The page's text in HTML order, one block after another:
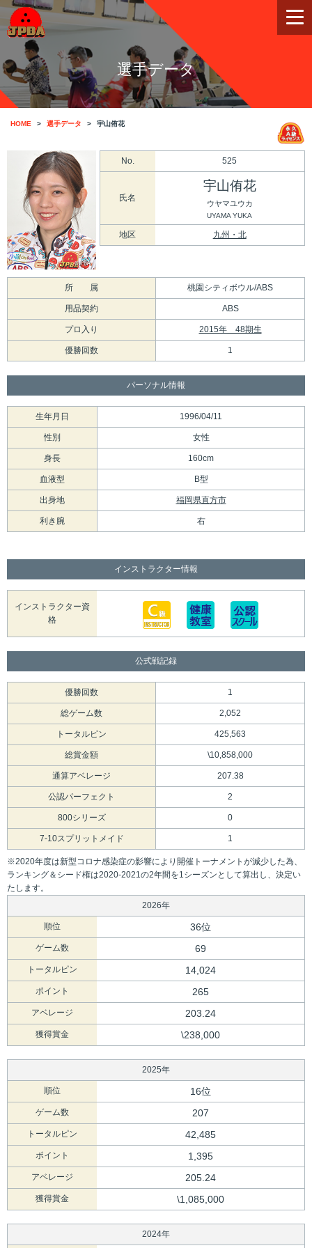
選手データ
HOME 選手データ 宇山侑花
No. 525
氏名
宇山侑花
ウヤマユウカ
UYAMA YUKA
地区 九州・北
所 属 桃園シティボウル/ABS
用品契約 ABS
プロ入り 2015年 48期生
優勝回数 1
パーソナル情報
生年月日 1996/04/11
性別 女性
身長 160cm
血液型 B型
出身地 福岡県直方市
利き腕 右
インストラクター情報
インストラクター資
格
公式戦記録
優勝回数 1
総ゲーム数 2,052
トータルピン 425,563
総賞金額 \10,858,000
通算アベレージ 207.38
公認パーフェクト 2
800シリーズ 0
7-10スプリットメイド 1
※2020年度は新型コロナ感染症の影響により開催トーナメントが減少した為、
ランキング＆シード権は2020-2021の2年間を1シーズンとして算出し、決定い
たします。
2026年
順位 36位
ゲーム数 69
トータルピン 14,024
ポイント 265
アベレージ 203.24
獲得賞金 \238,000
2025年
順位 16位
ゲーム数 207
トータルピン 42,485
ポイント 1,395
アベレージ 205.24
獲得賞金 \1,085,000
2024年